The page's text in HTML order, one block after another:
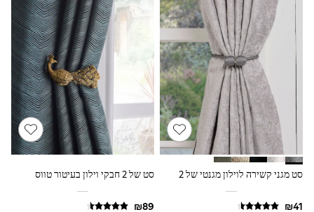
116 - 134cm
134 - 152cm
152 - 164cm
166 - 168cm
Trending Now: Baggy Jeans
The White Edit
Trending Now: Wide Leg Trousers
Holiday Shop
Gamer
Toy Story
THE SET
Shop All Clothing
Babygrows & Sleepsuits
Bodysuits & Vests
Coats & Jackets
Hoodies
סט מגני קשירה לוילון מגנטי של 2 סט של 2 חבקי וילון בעיטור טווס